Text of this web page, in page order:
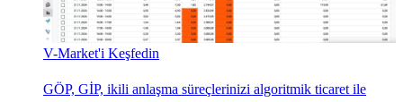
V-Market'i Keşfedin
GÖP, GİP, ikili anlaşma süreçlerinizi algoritmik ticaret ile